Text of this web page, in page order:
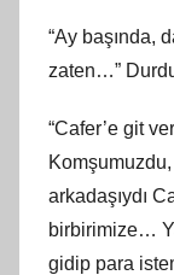
“Ay başında,
zaten…”
“Cafer’e git
arkadaşıydı
birbirimize…
gidip para